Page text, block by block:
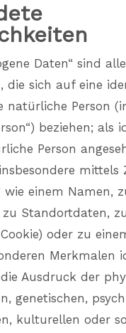
Daten“ sind alle
die sich auf eine
natürliche Person
beziehen; als
Person
mittels
wie einem Namen,
zu Standortdaten,
oder zu
Merkmalen
Ausdruck der
genetischen,
kulturellen oder